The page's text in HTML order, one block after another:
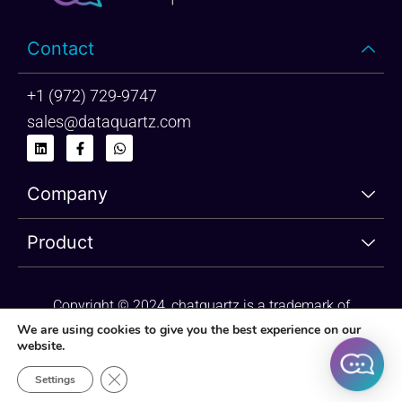
Contact
+1 (972) 729-9747
sales@dataquartz.com
L
i
n
e
i
n
F
a
c
b
o
k
-
W
h
a
p
Company
Product
Copyright © 2024, chatquartz is a trademark of
dataquartz. Please review Privacy Policy and Terms of
We are using cookies to give you the best experience on our
website.
Settings Close GDPR Cookie Banner